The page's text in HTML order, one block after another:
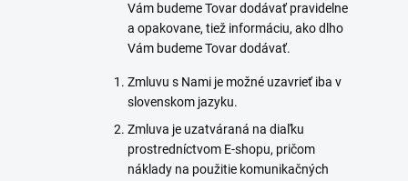
Vám budeme Tovar dodávať pravidelne
a opakovane, tiež informáciu, ako dlho
Vám budeme Tovar dodávať.
Zmluvu s Nami je možné uzavrieť iba v
slovenskom jazyku.
Zmluva je uzatváraná na diaľku
prostredníctvom E-shopu, pričom
náklady na použitie komunikačných